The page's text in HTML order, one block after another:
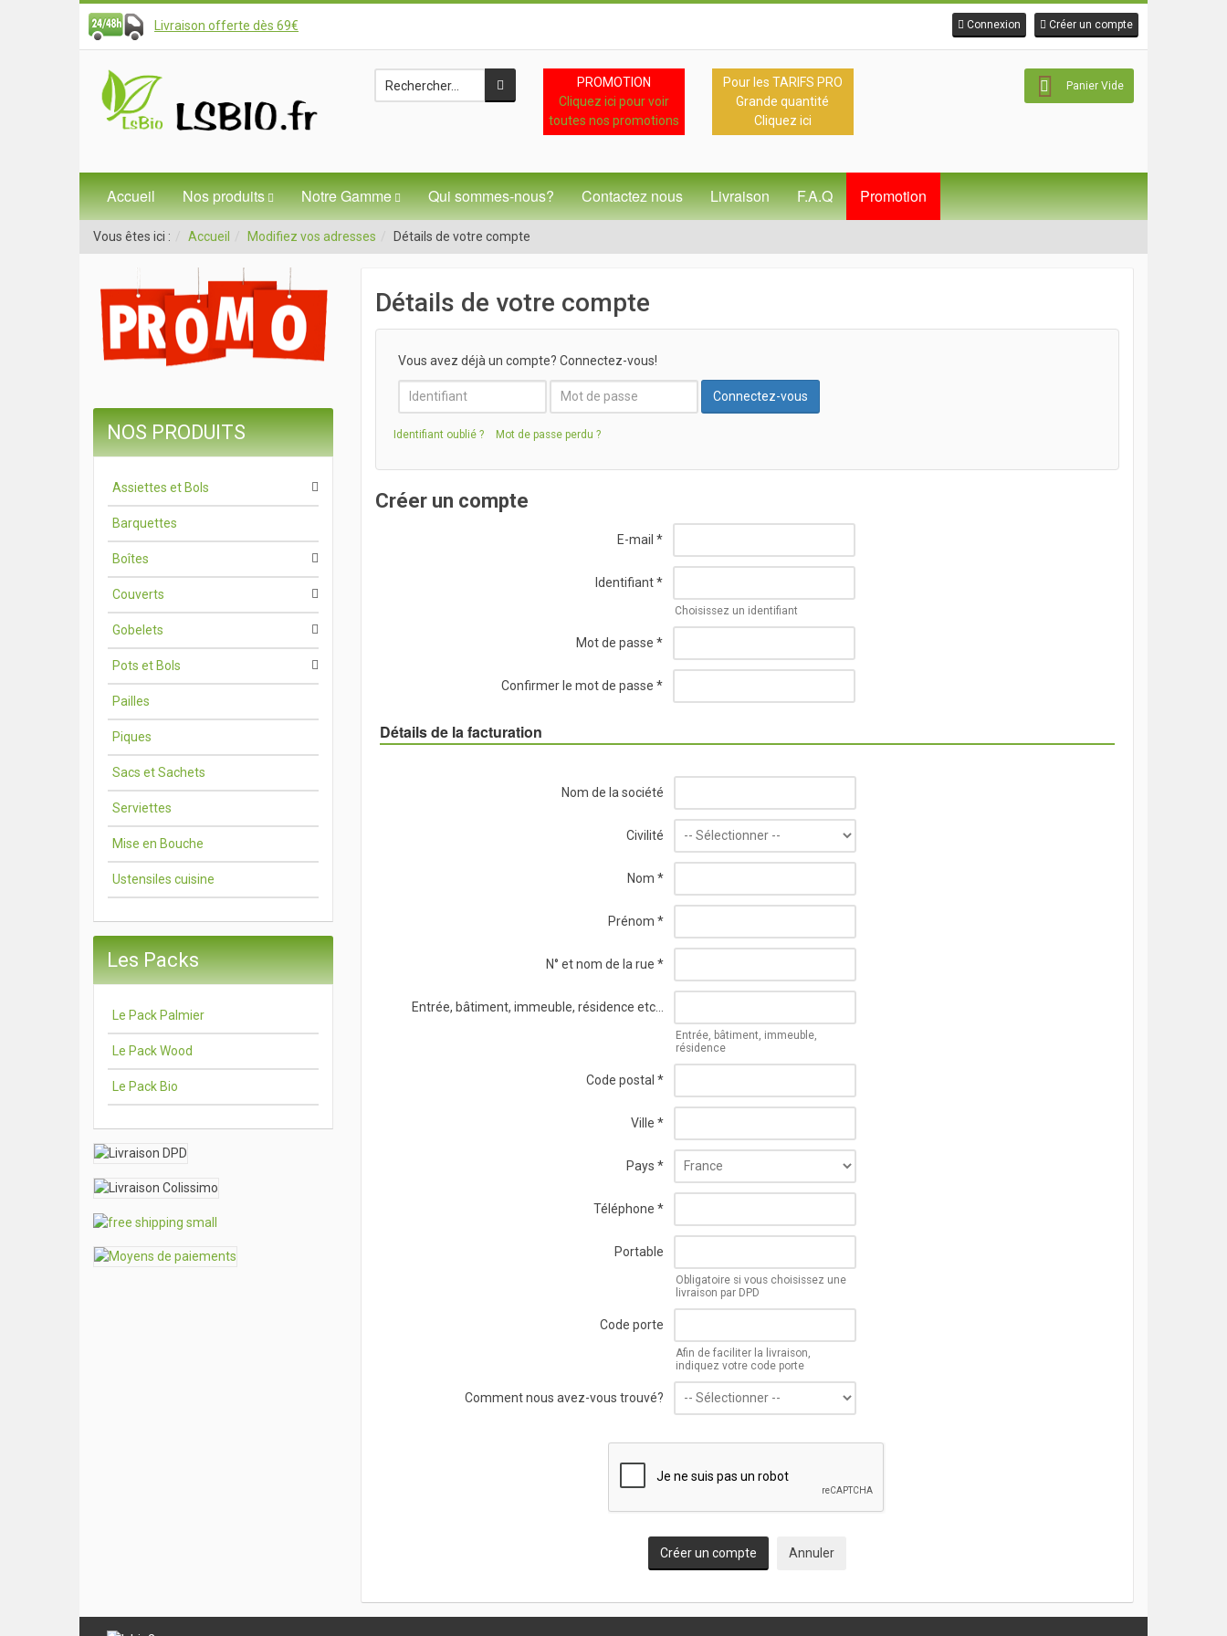
Livraison offerte dès 69€ Connexion Créer un compte
PROMOTION
Cliquez ici pour voir
toutes nos promotions
Pour les TARIFS PRO
Grande quantité
Cliquez ici
Panier Vide
Accueil Nos produits Notre Gamme Qui sommes-nous? Contactez nous Livraison F.A.Q Promotion
Vous êtes ici : Accueil Modifiez vos adresses Détails de votre compte
Détails de votre compte
Vous avez déjà un compte? Connectez-vous!
Identifiant oublié ? Mot de passe perdu ?
Créer un compte
E-mail *
Identifiant*
Choisissez un identifiant
Mot de passe *
Confirmer le mot de passe *
Détails de la facturation
Nom de la société
Civilité
Nom *
Prénom *
N° et nom de la rue *
Entrée, bâtiment, immeuble, résidence etc...
Entrée, bâtiment, immeuble,
résidence
Code postal *
Ville *
Pays *
Téléphone *
Portable
Obligatoire si vous choisissez une
livraison par DPD
Code porte
Afin de faciliter la livraison,
indiquez votre code porte
Comment nous avez-vous trouvé?
Créer un compte Annuler
NOS PRODUITS
Assiettes et Bols
Barquettes
Boîtes
Couverts
Gobelets
Pots et Bols
Pailles
Piques
Sacs et Sachets
Serviettes
Mise en Bouche
Ustensiles cuisine
Les Packs
Le Pack Palmier
Le Pack Wood
Le Pack Bio